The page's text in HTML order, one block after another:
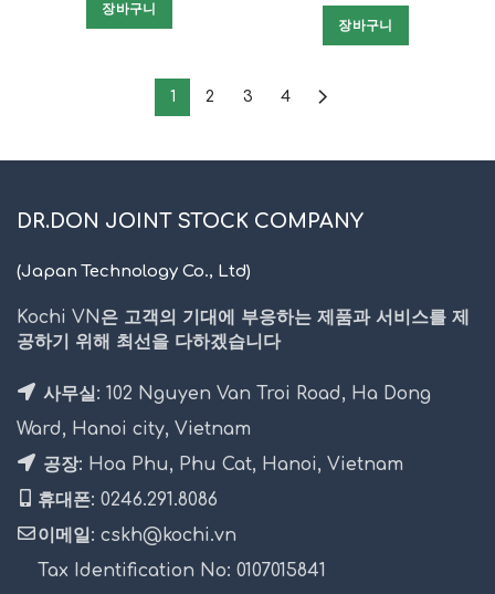
장바구니
장바구니
1 2 3 4
DR.DON JOINT STOCK COMPANY
(Japan Technology Co., Ltd)
Kochi VN은 고객의 기대에 부응하는 제품과 서비스를 제
공하기 위해 최선을 다하겠습니다
사무실: 102 Nguyen Van Troi Road, Ha Dong
Ward, Hanoi city, Vietnam
공장: Hoa Phu, Phu Cat, Hanoi, Vietnam
휴대폰: 0246.291.8086
이메일: cskh@kochi.vn
Tax Identification No: 0107015841